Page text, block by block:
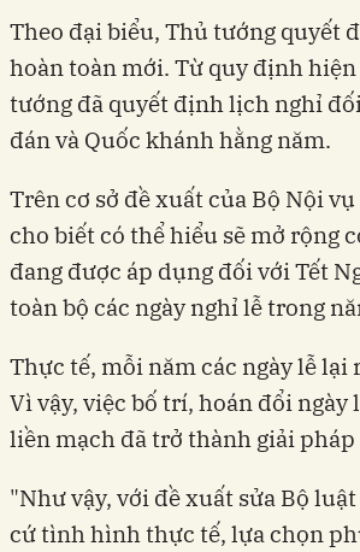
Theo đại biểu, Thủ tướng quyết
hoàn toàn mới. Từ quy định
tướng đã quyết định lịch nghỉ
đán và Quốc khánh hằng năm.
Trên cơ sở đề xuất của Bộ Nội
cho biết có thể hiểu sẽ mở rộng
đang được áp dụng đối với Tết
toàn bộ các ngày nghỉ lễ trong
Thực tế, mỗi năm các ngày lễ
Vì vậy, việc bố trí, hoán đổi
liền mạch đã trở thành giải
"Như vậy, với đề xuất sửa Bộ
cứ tình hình thực tế, lựa chọn